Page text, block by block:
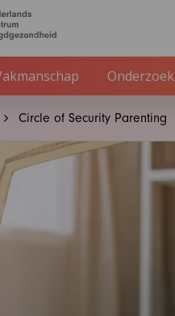
Onderzoek
Circle of Security Parenting